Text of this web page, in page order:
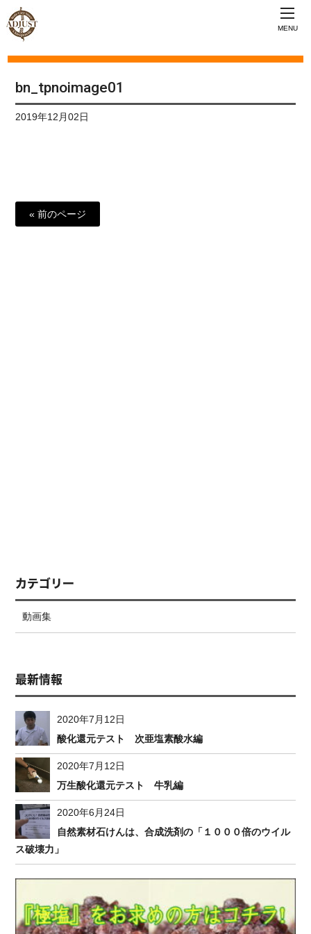
MENU
bn_tpnoimage01
2019年12月02日
« 前のページ
カテゴリー
動画集
最新情報
2020年7月12日
酸化還元テスト 次亜塩素酸水編
2020年7月12日
万生酸化還元テスト 牛乳編
2020年6月24日
自然素材石けんは、合成洗剤の「１０００倍のウイル
ス破壊力」